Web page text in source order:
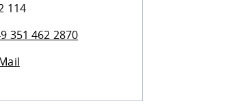
114
351 462 2870